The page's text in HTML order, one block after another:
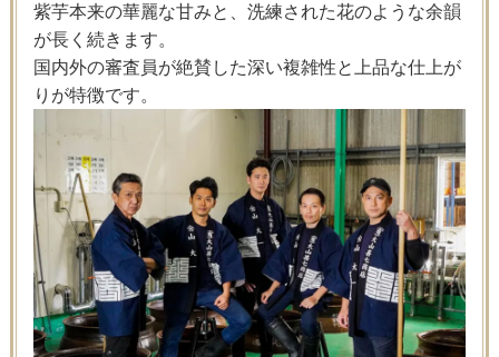
紫芋本来の華麗な甘みと、洗練された花のような余韻
が長く続きます。
国内外の審査員が絶賛した深い複雑性と上品な仕上が
りが特徴です。